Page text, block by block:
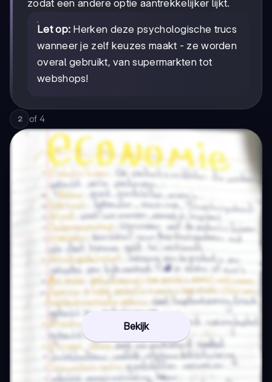
zodat een andere optie aantrekkelijker lijkt.
Let op: Herken deze psychologische trucs
wanneer je zelf keuzes maakt - ze worden
overal gebruikt, van supermarkten tot
webshops!
2 of 4
Bekijk